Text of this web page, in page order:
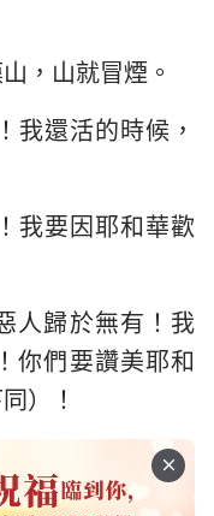
，山就冒煙。
我還活的時候，
我要因耶和華歡
人歸於無有！我
你們要讚美耶和
）！